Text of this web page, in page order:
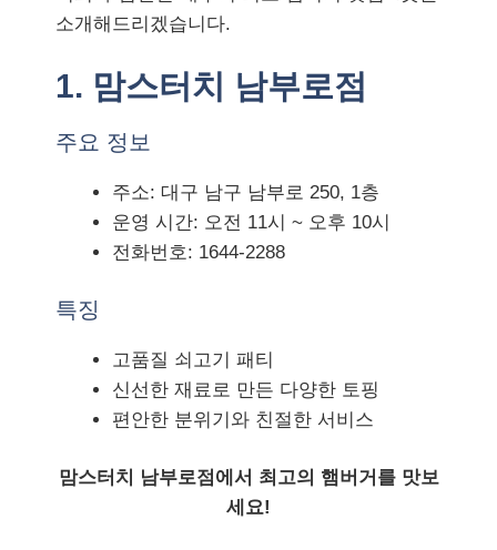
소개해드리겠습니다.
1. 맘스터치 남부로점
주요 정보
주소: 대구 남구 남부로 250, 1층
운영 시간: 오전 11시 ~ 오후 10시
전화번호: 1644-2288
특징
고품질 쇠고기 패티
신선한 재료로 만든 다양한 토핑
편안한 분위기와 친절한 서비스
맘스터치 남부로점에서 최고의 햄버거를 맛보
세요!